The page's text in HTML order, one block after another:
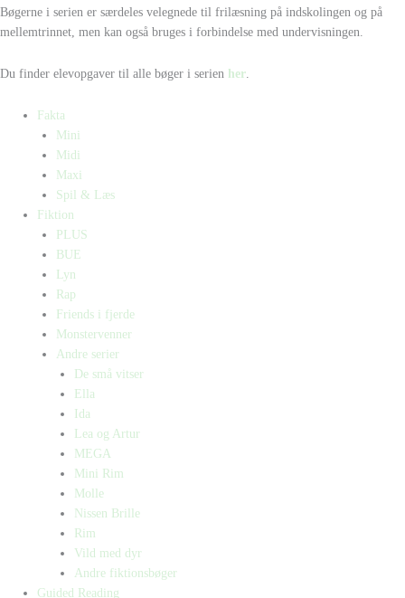
Bøgerne i serien er særdeles velegnede til frilæsning på indskolingen og på
mellemtrinnet, men kan også bruges i forbindelse med undervisningen.
Du finder elevopgaver til alle bøger i serien her.
Fakta
Mini
Midi
Maxi
Spil & Læs
Fiktion
PLUS
BUE
Lyn
Rap
Friends i fjerde
Monstervenner
Andre serier
De små vitser
Ella
Ida
Lea og Artur
MEGA
Mini Rim
Molle
Nissen Brille
Rim
Vild med dyr
Andre fiktionsbøger
Guided Reading